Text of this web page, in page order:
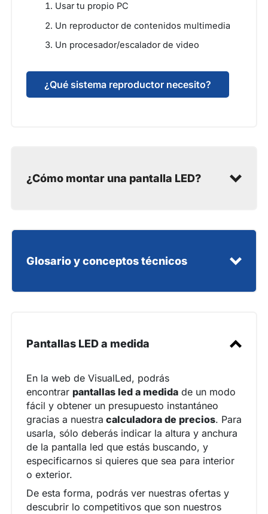
Usar tu propio PC
Un reproductor de contenidos multimedia
Un procesador/escalador de video
¿Qué sistema reproductor necesito?
¿Cómo montar una pantalla LED?
Tu mismo puedes montar una de nuestras
Paso 1:
Glosario y conceptos técnicos
Pantallas LED a medida
En la web de VisualLed, podrás
encontrar pantallas led a medidade un modo
fácil y obtener un presupuesto instantáneo
gracias a nuestra calculadora de precios. Para
usarla, sólo deberás indicar la altura y anchura
de la pantalla led que estás buscando, y
especificarnos si quieres que sea para interior
o exterior.
De esta forma, podrás ver nuestras ofertas y
descubrir lo competitivos que son nuestros